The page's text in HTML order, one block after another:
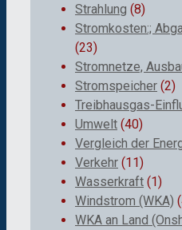
Strahlung (8)
Stromkosten:;
(23)
Stromnetze,
Stromspeicher (2)
Treibhausgas-
Umwelt (40)
Vergleich der
Verkehr (11)
Wasserkraft (1)
Windstrom (WKA)
WKA an Land